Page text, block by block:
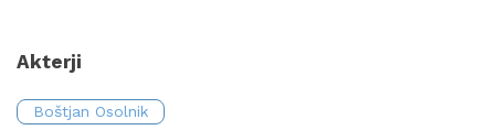
Akterji
Boštjan Osolnik